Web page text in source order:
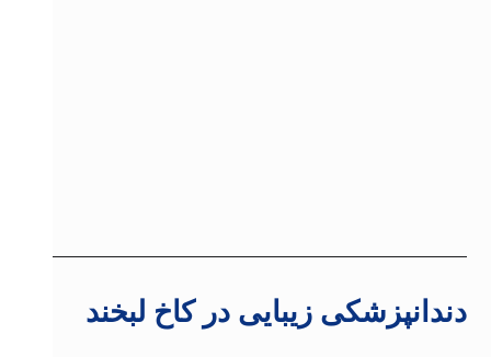
دندانپزشکی زیبایی در کاخ لبخند